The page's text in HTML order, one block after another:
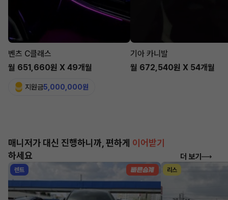
벤츠 C클래스
월 651,660원 X 49개월
지원금5,000,000원
기아 카니발
월 672,540원 X 54개월
매니저가 대신 진행하니까, 편하게 이어받기
하세요
더 보기
렌트 리스